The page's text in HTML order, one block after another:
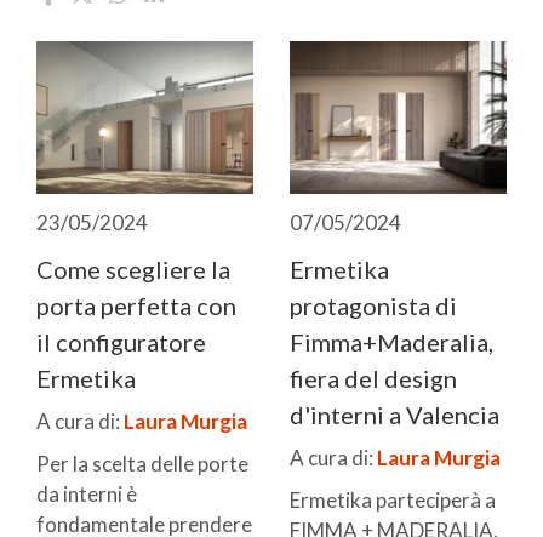
23/05/2024
Come scegliere la
porta perfetta con
il configuratore
Ermetika
A cura di: Laura Murgia
Per la scelta delle porte
da interni è
fondamentale prendere
07/05/2024
Ermetika
protagonista di
Fimma+Maderalia,
fiera del design
d'interni a Valencia
A cura di: Laura Murgia
Ermetika parteciperà a
FIMMA + MADERALIA,